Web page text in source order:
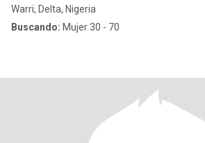
Warri, Delta, Nigeria
Buscando: Mujer 30 - 70